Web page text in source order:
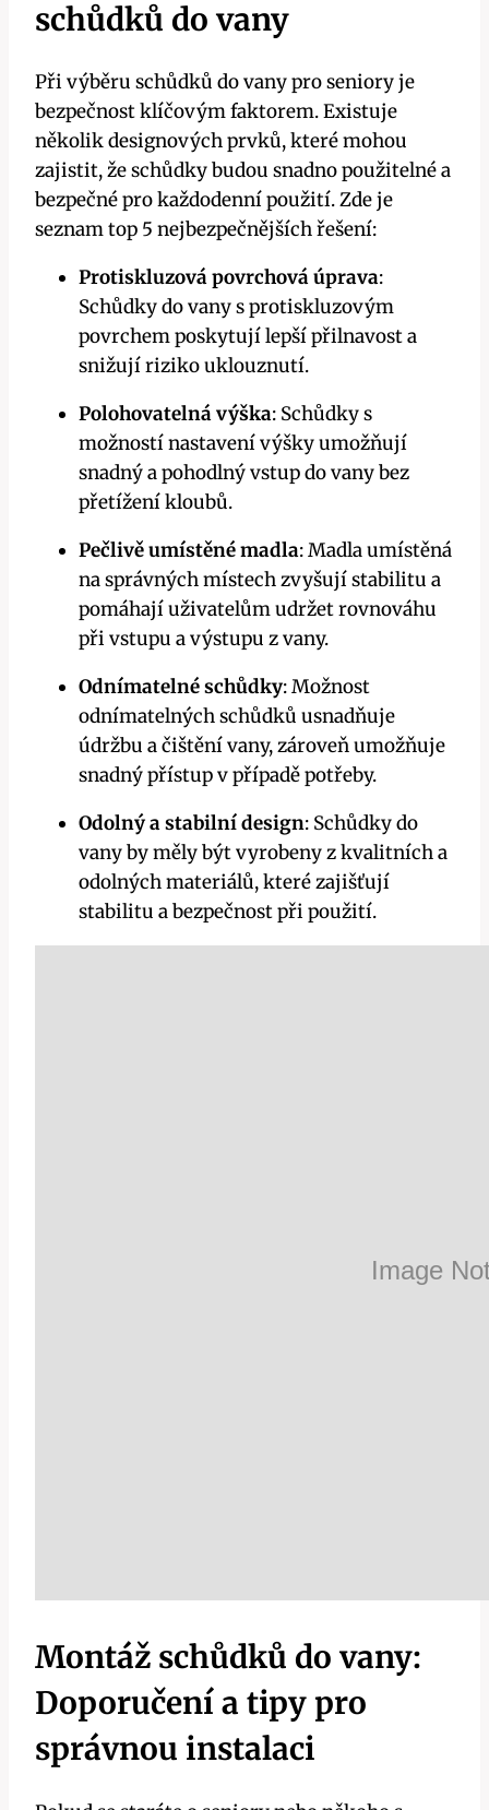
schůdků do vany
Při výběru schůdků do vany pro seniory je
bezpečnost klíčovým faktorem. Existuje
několik designových prvků, které mohou
zajistit, že schůdky budou snadno použitelné a
bezpečné pro každodenní použití. Zde je
seznam top 5 nejbezpečnějších řešení:
Protiskluzová povrchová úprava:
Schůdky do vany s protiskluzovým
povrchem poskytují lepší přilnavost a
snižují riziko uklouznutí.
Polohovatelná výška: Schůdky s
možností nastavení výšky umožňují
snadný a pohodlný vstup do vany bez
přetížení kloubů.
Pečlivě umístěné madla: Madla umístěná
na správných místech zvyšují stabilitu a
pomáhají uživatelům udržet rovnováhu
při vstupu a výstupu z vany.
Odnímatelné schůdky: Možnost
odnímatelných schůdků usnadňuje
údržbu a čištění vany, zároveň umožňuje
snadný přístup v případě potřeby.
Odolný a stabilní design: Schůdky do
vany by měly být vyrobeny z kvalitních a
odolných materiálů, které zajišťují
stabilitu a bezpečnost při použití.
Montáž schůdků do vany:
Doporučení a tipy pro
správnou instalaci